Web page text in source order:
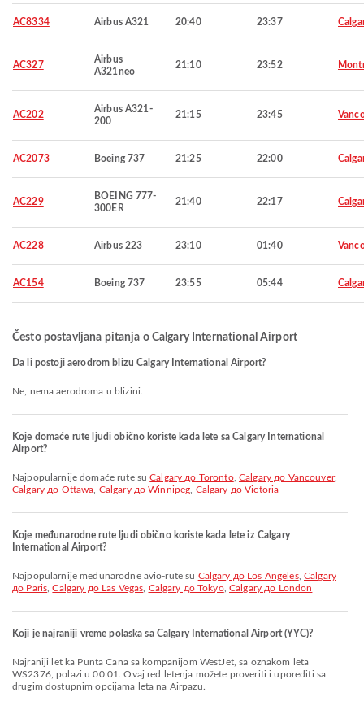
AC8334 Airbus A321 20:40 23:37
AC327
Airbus
A321neo
21:10 23:52
AC202
Airbus A321-
200
21:15 23:45
AC2073 Boeing 737 21:25 22:00
AC229
BOEING 777-
300ER
21:40 22:17
AC228 Airbus 223 23:10 01:40
AC154 Boeing 737 23:55 05:44
Često postavljana pitanja o Calgary International Airport
Da li postoji aerodrom blizu Calgary International Airport?
Ne, nema aerodroma u blizini.
Koje domaće rute ljudi obično koriste kada lete sa Calgary International
Airport?
Najpopularnije domaće rute suCalgary до Toronto,Calgary до Vancouver,
Calgary до Ottawa Calgary до Winnipeg Calgary до Victoria
Koje međunarodne rute ljudi obično koriste kada lete iz Calgary
International Airport?
Najpopularnije međunarodne avio-rute su Calgary до Los Angeles, Calgary
до Paris ,Calgary до Las Vegas Calgary до Tokyo,Calgary до London
Koji je najraniji vreme polaska sa Calgary International Airport (YYC)?
Najraniji let ka Punta Cana sa kompanijom WestJet, sa oznakom leta
WS2376, polazi u 00:01. Ovaj red letenja možete proveriti i uporediti sa
drugim dostupnim opcijama leta na Airpazu.